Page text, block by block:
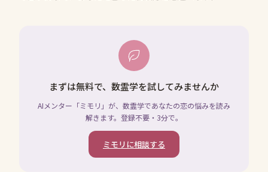
まずは無料で、数霊学を試してみませんか
AIメンター「ミモリ」が、数霊学であなたの恋の悩みを読み
解きます。登録不要・3分で。
ミモリに相談する